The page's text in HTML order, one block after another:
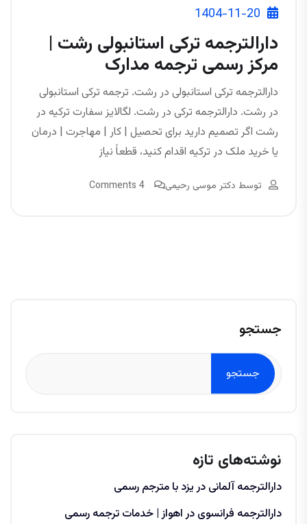
1404-11-20
دارالترجمه ترکی استانبولی رشت |
مرکز رسمی ترجمه مدارک
دارالترجمه ترکی استانبولی در رشت. ترجمه ترکی استانبولی
در رشت. دارالترجمه ترکی در رشت. لگالایز سفارت ترکیه در
رشت اگر تصمیم دارید برای تحصیل | کار | مهاجرت | درمان
یا خرید ملک در ترکیه اقدام کنید، قطعاً نیاز
توسط دکتر موسی رحیمی 4 Comments
جستجو
جستجو
نوشته‌های تازه
دارالترجمه آلمانی در یزد با مترجم رسمی
دارالترجمه فرانسوی در اهواز | خدمات ترجمه رسمی